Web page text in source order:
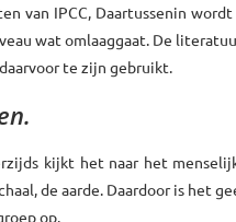
van IPCC, Daartussenin
wat omlaaggaat. De
te zijn gebruikt.
kijkt het naar het
de aarde. Daardoor is het
op.